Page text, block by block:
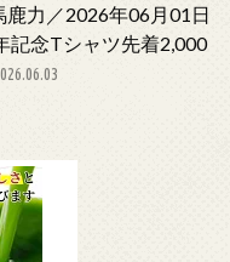
鹿力／2026年06月01日
記念Tシャツ先着2,000